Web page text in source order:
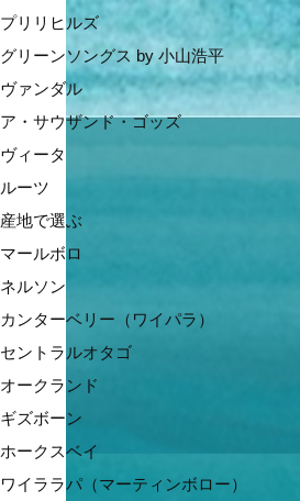
プリリヒルズ
グリーンソングス by 小山浩平
ヴァンダル
ア・サウザンド・ゴッズ
ヴィータ
ルーツ
産地で選ぶ
マールボロ
ネルソン
カンターベリー（ワイパラ）
セントラルオタゴ
オークランド
ギズボーン
ホークスベイ
ワイララパ（マーティンボロー）